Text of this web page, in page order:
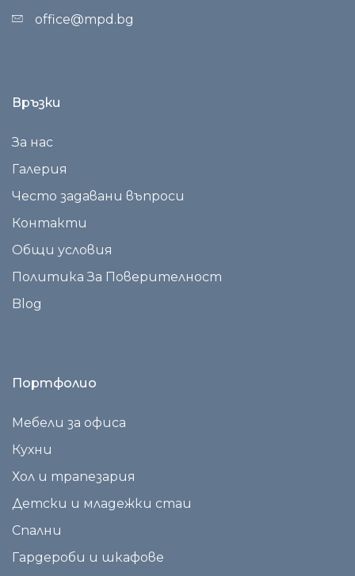
office@mpd.bg
Връзки
За нас
Галерия
Често задавани въпроси
Контакти
Общи условия
Политика За Поверителност
Blog
Портфолио
Мебели за офиса
Кухни
Хол и трапезария
Детски и младежки стаи
Спални
Гардероби и шкафове